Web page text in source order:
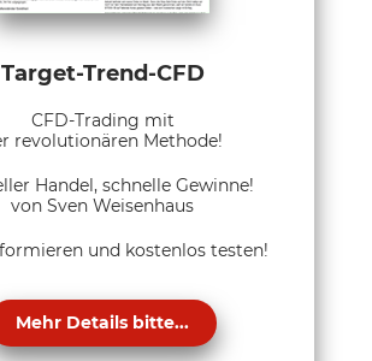
Target-Trend-CFD
CFD-Trading mit
revolutionären Methode!
Handel, schnelle Gewinne!
von Sven Weisenhaus
und kostenlos testen!
Mehr Details bitte...